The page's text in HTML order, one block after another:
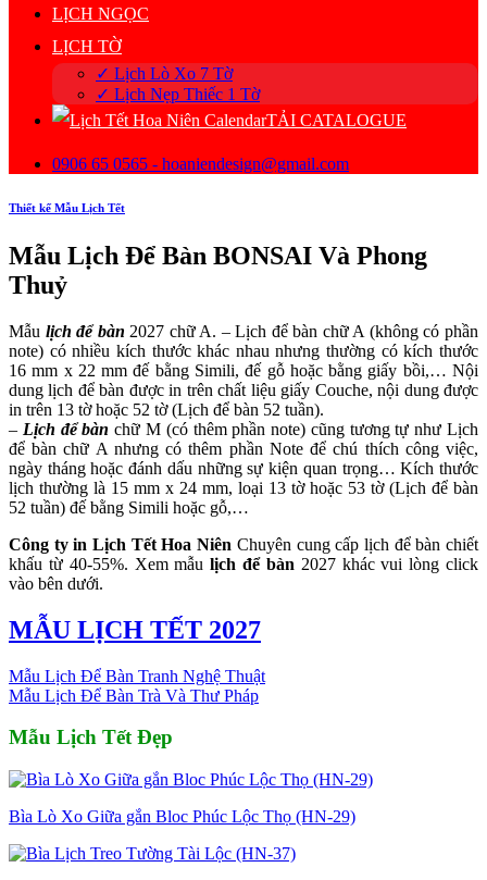
LỊCH NGỌC
LỊCH TỜ
✓ Lịch Lò Xo 7 Tờ
✓ Lịch Nẹp Thiếc 1 Tờ
TẢI CATALOGUE
0906 65 0565 - hoaniendesign@gmail.com
Thiết kế Mẫu Lịch Tết
Mẫu Lịch Để Bàn BONSAI Và Phong
Thuỷ
Mẫu lịch để bàn 2027 chữ A. – Lịch để bàn chữ A (không có phần
note) có nhiều kích thước khác nhau nhưng thường có kích thước
16 mm x 22 mm đế bằng Simili, đế gỗ hoặc bằng giấy bồi,… Nội
dung lịch để bàn được in trên chất liệu giấy Couche, nội dung được
in trên 13 tờ hoặc 52 tờ (Lịch để bàn 52 tuần).
– Lịch để bàn chữ M (có thêm phần note) cũng tương tự như Lịch
để bàn chữ A nhưng có thêm phần Note để chú thích công việc,
ngày tháng hoặc đánh dấu những sự kiện quan trọng… Kích thước
lịch thường là 15 mm x 24 mm, loại 13 tờ hoặc 53 tờ (Lịch để bàn
52 tuần) đế bằng Simili hoặc gỗ,…
Công ty in Lịch Tết Hoa Niên Chuyên cung cấp lịch để bàn chiết
khấu từ 40-55%. Xem mẫulịch để bàn 2027 khác vui lòng click
vào bên dưới.
MẪU LỊCH TẾT 2027
Mẫu Lịch Để Bàn Tranh Nghệ Thuật
Mẫu Lịch Để Bàn Trà Và Thư Pháp
Mẫu Lịch Tết Đẹp
Bìa Lò Xo Giữa gắn Bloc Phúc Lộc Thọ (HN-29)